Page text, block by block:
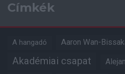
Címkék
A hangadó Aaron Wan-
Akadémiai csapat